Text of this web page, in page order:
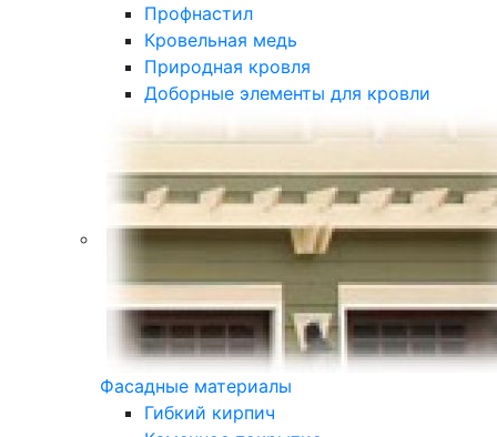
Профнастил
Кровельная медь
Природная кровля
Доборные элементы для кровли
Фасадные материалы
Гибкий кирпич